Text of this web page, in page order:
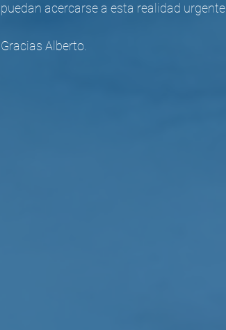
puedan acercarse a esta realidad urgente.
Gracias Alberto.